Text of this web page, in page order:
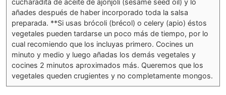
añades después de haber incorporado toda la salsa
preparada. **Si usas brócoli (brécol) o celery (apio) éstos
vegetales pueden tardarse un poco más de tiempo, por lo
cual recomiendo que los incluyas primero. Cocines un
minuto y medio y luego añadas los demás vegetales y
cocines 2 minutos aproximados más. Queremos que los
vegetales queden crugientes y no completamente mongos.